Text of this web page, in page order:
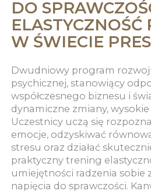
DO
ELASTYCZNOŚĆ
W ŚWIECIE
Dwudniowy program
psychicznej, stanowiący
współczesnego biznesu i
dynamiczne zmiany,
Uczestnicy uczą się
emocje, odzyskiwać
stresu oraz działać
praktyczny trening
umiejętności radzenia sobie
napięcia do sprawczości.